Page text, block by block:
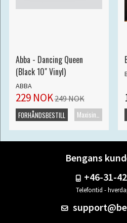
Abba - Dancing Queen
(Black 10" Vinyl)
ABBA
229 NOK249 NOK
Maxisingel
FORHÅNDSBESTILL
Bengans
+46-31-
Telefontid -